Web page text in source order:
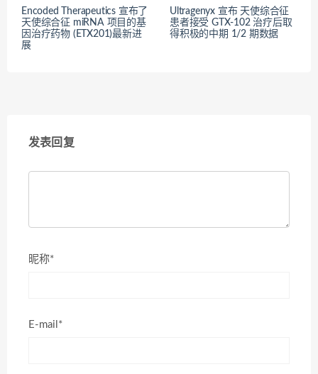
Encoded Therapeutics 宣布了
天使综合征 miRNA 项目的基
因治疗药物 (ETX201)最新进
展
Ultragenyx 宣布 天使综合征
患者接受 GTX-102 治疗后取
得积极的中期 1/2 期数据
发表回复
昵称*
E-mail*